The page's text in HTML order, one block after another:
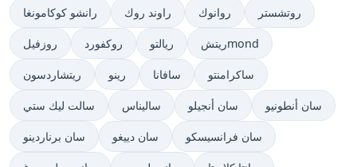
رانشو كوكامونغا راوند روك روانوك روتشستر
روزفيل روكفورد ريالتو ريتشmond
ريتشاردسون رينو سافانا ساكرامنتو
سالت ليك ستي ساليناس سان أنجيلو سان أنطونيو
سان برناردينو سان دييغو سان فرانسيسكو